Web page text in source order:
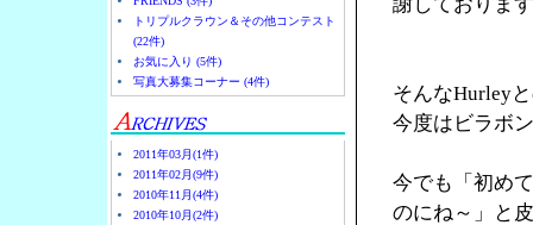
トリプルクラウン＆その他コンテスト
(22件)
お気に入り (5件)
写真大募集コーナー (4件)
2011年03月(1件)
2011年02月(9件)
2010年11月(4件)
2010年10月(2件)
そんなHurley
今度はビラボ
今でも「初め
のにね～」と